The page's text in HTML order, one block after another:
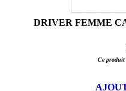
DRIVER FEMME
Ce produit